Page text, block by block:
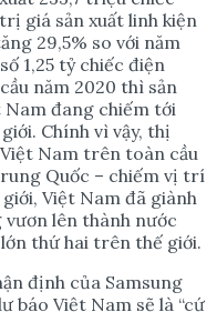
giá sản xuất linh kiện
29,5% so với năm
1,25 tỷ chiếc điện
năm 2020 thì sản
Nam đang chiếm tới
Chính vì vậy, thị
Nam trên toàn cầu
Quốc – chiếm vị trí
Việt Nam đã giành
vươn lên thành nước
thứ hai trên thế giới.
định của Samsung
báo Việt Nam sẽ là “cứ